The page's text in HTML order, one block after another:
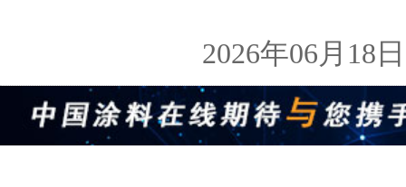
2026年06月